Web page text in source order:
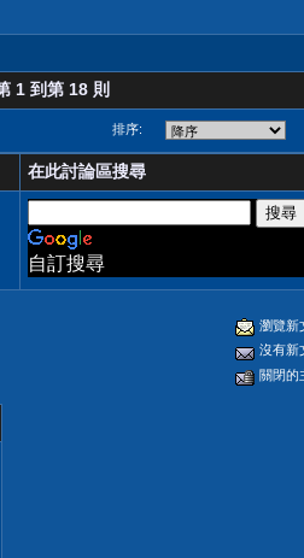
1 到第 18 則
排序:
在此討論區搜尋
自訂搜尋
瀏覽新
沒有新
關閉的